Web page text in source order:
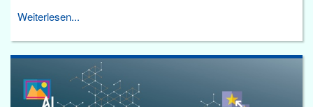
Weiterlesen...